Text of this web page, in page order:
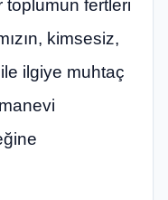
toplumun fertleri
kimsesiz,
ilgiye muhtaç